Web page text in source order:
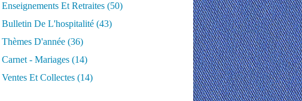
Enseignements Et Retraites (50)
Bulletin De L'hospitalité (43)
Thèmes D'année (36)
Carnet - Mariages (14)
Ventes Et Collectes (14)